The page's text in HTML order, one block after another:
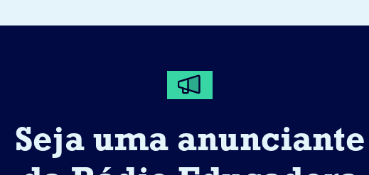
Seja uma anunciante